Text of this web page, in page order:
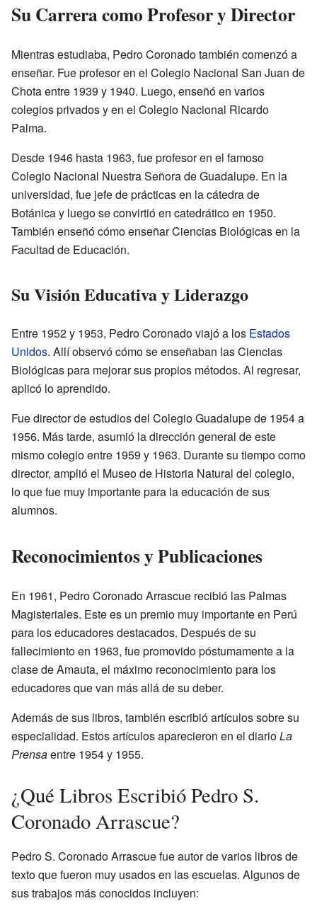
Su Carrera como Profesor y Director
Mientras estudiaba, Pedro Coronado también comenzó a
enseñar. Fue profesor en el Colegio Nacional San Juan de
Chota entre 1939 y 1940. Luego, enseñó en varios
colegios privados y en el Colegio Nacional Ricardo
Palma.
Desde 1946 hasta 1963, fue profesor en el famoso
Colegio Nacional Nuestra Señora de Guadalupe. En la
universidad, fue jefe de prácticas en la cátedra de
Botánica y luego se convirtió en catedrático en 1950.
También enseñó cómo enseñar Ciencias Biológicas en la
Facultad de Educación.
Su Visión Educativa y Liderazgo
Entre 1952 y 1953, Pedro Coronado viajó a los Estados
Unidos. Allí observó cómo se enseñaban las Ciencias
Biológicas para mejorar sus propios métodos. Al regresar,
aplicó lo aprendido.
Fue director de estudios del Colegio Guadalupe de 1954 a
1956. Más tarde, asumió la dirección general de este
mismo colegio entre 1959 y 1963. Durante su tiempo como
director, amplió el Museo de Historia Natural del colegio,
lo que fue muy importante para la educación de sus
alumnos.
Reconocimientos y Publicaciones
En 1961, Pedro Coronado Arrascue recibió las Palmas
Magisteriales. Este es un premio muy importante en Perú
para los educadores destacados. Después de su
fallecimiento en 1963, fue promovido póstumamente a la
clase de Amauta, el máximo reconocimiento para los
educadores que van más allá de su deber.
Además de sus libros, también escribió artículos sobre su
especialidad. Estos artículos aparecieron en el diarioLa
Prensaentre 1954 y 1955.
¿Qué Libros Escribió Pedro S.
Coronado Arrascue?
Pedro S. Coronado Arrascue fue autor de varios libros de
texto que fueron muy usados en las escuelas. Algunos de
sus trabajos más conocidos incluyen: